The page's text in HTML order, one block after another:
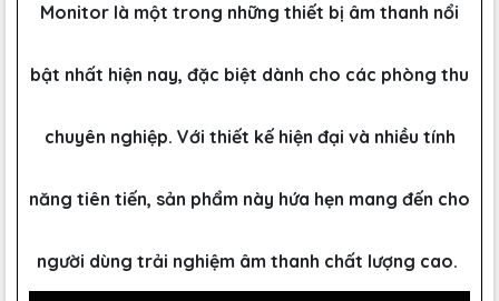
Monitor là một trong những thiết bị âm thanh nổi
bật nhất hiện nay, đặc biệt dành cho các phòng thu
chuyên nghiệp. Với thiết kế hiện đại và nhiều tính
năng tiên tiến, sản phẩm này hứa hẹn mang đến cho
người dùng trải nghiệm âm thanh chất lượng cao.